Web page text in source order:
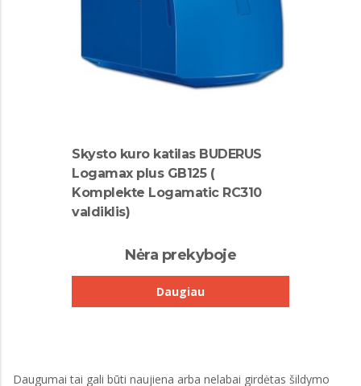
Skysto kuro katilas BUDERUS
Logamax plus GB125 (
Komplekte Logamatic RC310
valdiklis)
Nėra prekyboje
Daugiau
Daugumai tai gali būti naujiena arba nelabai girdėtas šildymo